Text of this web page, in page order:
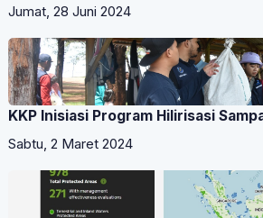
Jumat, 28 Juni 2024
KKP Inisiasi Program Hilirisasi
Sabtu, 2 Maret 2024